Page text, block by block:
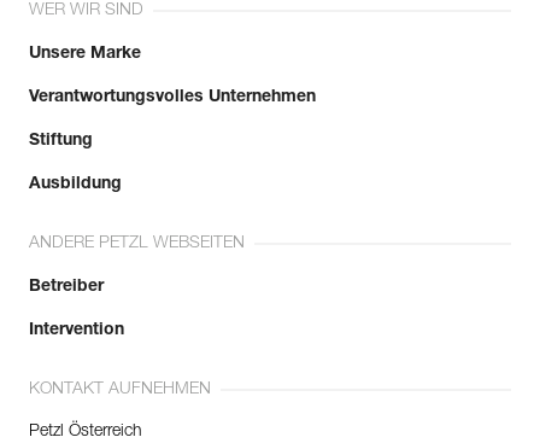
WER WIR SIND
Unsere Marke
Verantwortungsvolles Unternehmen
Stiftung
Ausbildung
ANDERE PETZL WEBSEITEN
Betreiber
Intervention
KONTAKT AUFNEHMEN
Petzl Österreich